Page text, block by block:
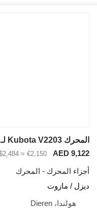
AED 9,122
€2,150
≈ $2,484
أجزاء المحرك - المحرك
ديزل / مازوت
هولندا، Dieren